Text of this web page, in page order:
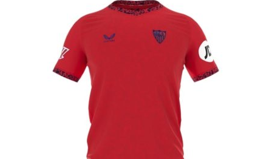
De
alternativen
kan
väljas
på
produktsidan